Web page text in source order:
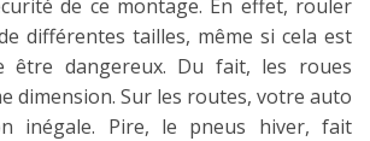
de ce montage. En effet, rouler
différentes tailles, même si cela est
être dangereux. Du fait, les roues
dimension. Sur les routes, votre auto
inégale. Pire, le pneus hiver, fait